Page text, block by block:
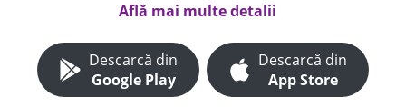
Află mai multe detalii
Descarcă din
Google Play
Descarcă din
App Store